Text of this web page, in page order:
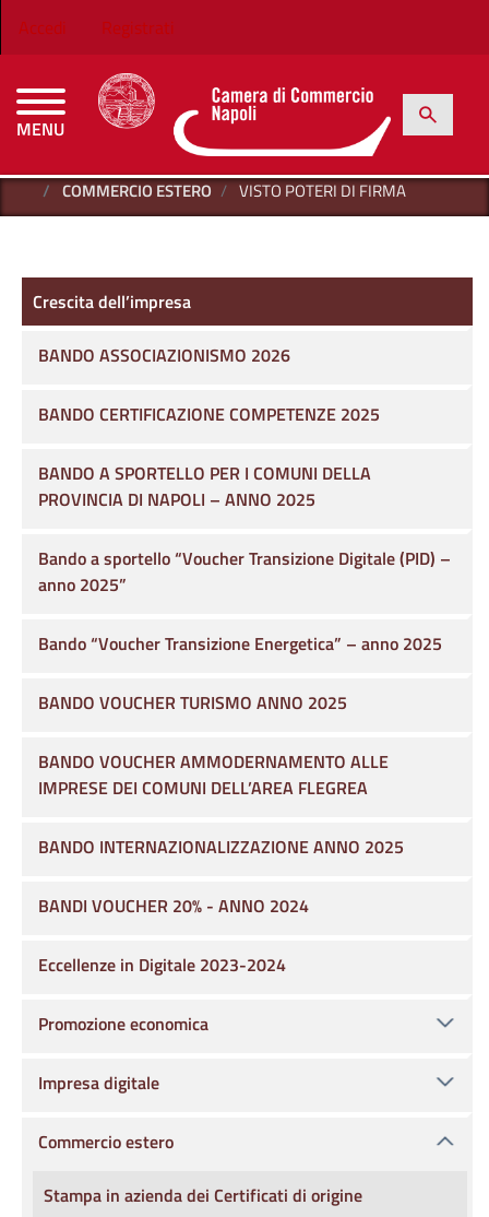
Menu profilo utente
Accedi Registrati
MENU
CAMERE DI COMMERCIO D'ITALIA
Cerca
h
COMMERCIO ESTERO
VISTO POTERI DI FIRMA
Crescita dell’impresa
Crescita dell’impresa
BANDO ASSOCIAZIONISMO 2026
BANDO CERTIFICAZIONE COMPETENZE 2025
BANDO A SPORTELLO PER I COMUNI DELLA
PROVINCIA DI NAPOLI – ANNO 2025
Bando a sportello “Voucher Transizione Digitale (PID) –
anno 2025”
Bando “Voucher Transizione Energetica” – anno 2025
BANDO VOUCHER TURISMO ANNO 2025
BANDO VOUCHER AMMODERNAMENTO ALLE
IMPRESE DEI COMUNI DELL’AREA FLEGREA
BANDO INTERNAZIONALIZZAZIONE ANNO 2025
BANDI VOUCHER 20% - ANNO 2024
Eccellenze in Digitale 2023-2024
Promozione economica
Impresa digitale
Commercio estero
Stampa in azienda dei Certificati di origine